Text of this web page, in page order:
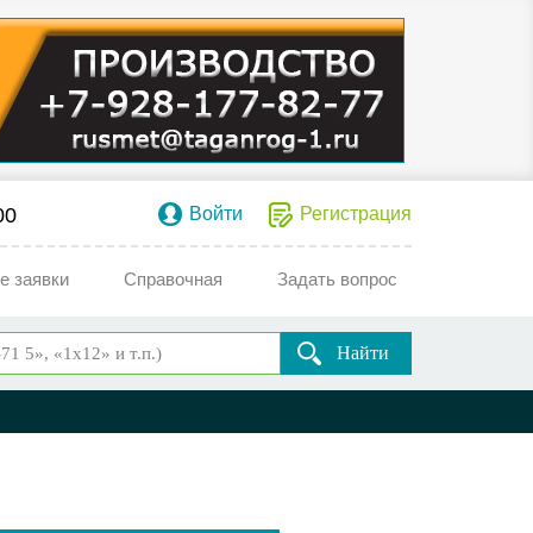
Войти Регистрация
заявки Справочная Задать вопрос
Найти